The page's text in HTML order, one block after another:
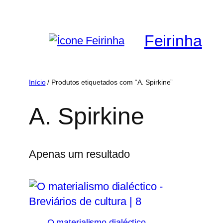
Feirinha
Início/ Produtos etiquetados com “A. Spirkine”
A. Spirkine
Apenas um resultado